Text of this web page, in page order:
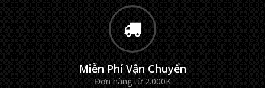
Miễn Phí Vận Chuyển
Đơn hàng từ 2.000K